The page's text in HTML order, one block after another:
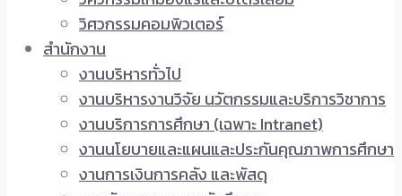
วิศวกรรมคอมพิวเตอร์
สำนักงาน
งานบริหารทั่วไป
งานบริหารงานวิจัย นวัตกรรมและบริการวิชาการ
งานบริการการศึกษา (เฉพาะ Intranet)
งานนโยบายและแผนและประกันคุณภาพการศึกษา
งานการเงินการคลัง และพัสดุ